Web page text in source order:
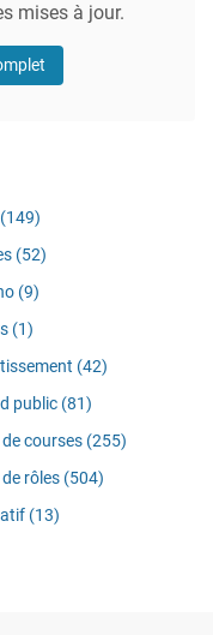
mises à jour.
(149)
(52)
(9)
(1)
(42)
public (81)
courses (255)
rôles (504)
(13)